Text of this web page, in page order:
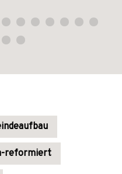
reformiert